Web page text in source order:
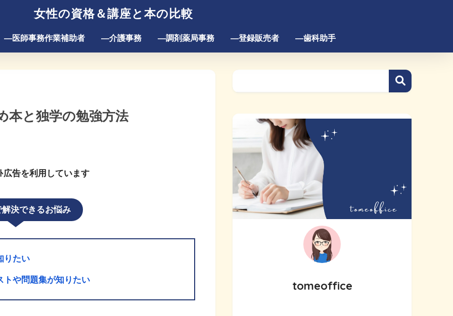
女性の資格＆講座と本の比較
―医師事務作業補助者 ―介護事務 ―調剤薬局事務 ―登録販売者 ―歯科助手
本と独学の勉強方法
広告を利用しています
決できるお悩み
りたい
トや問題集が知りたい tomeoffice